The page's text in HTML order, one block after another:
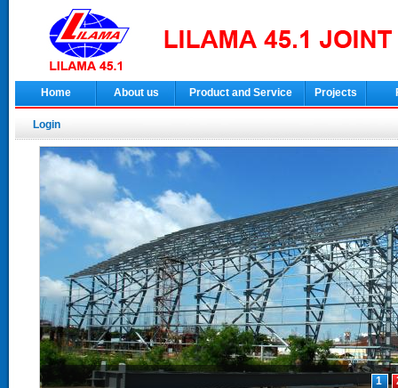
Home About us Product and Service Projects
Login
1